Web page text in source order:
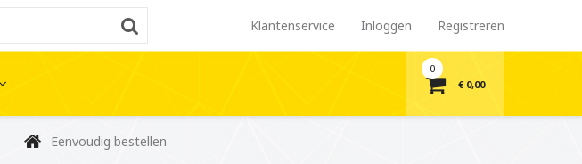
Klantenservice Inloggen Registreren
0
€ 0,00
Eenvoudig bestellen